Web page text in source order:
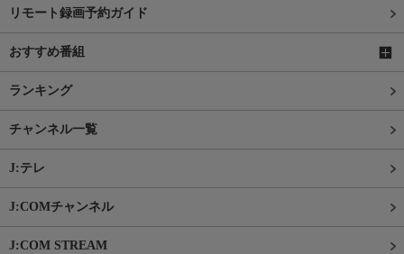
リモート録画予約ガイド
おすすめ番組
ランキング
チャンネル一覧
J:テレ
J:COMチャンネル
J:COM STREAM